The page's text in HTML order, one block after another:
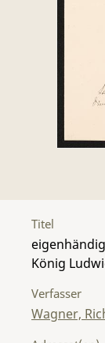
Titel
König
Verfasser
Wagner,